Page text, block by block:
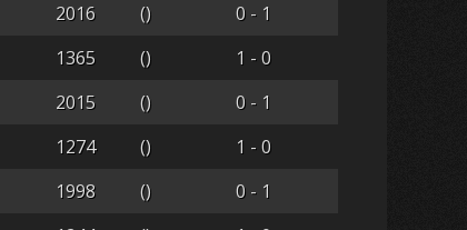
2016 ()
0 - 1
1365 ()
1 - 0
2015 ()
0 - 1
1274 ()
1 - 0
1998 ()
0 - 1